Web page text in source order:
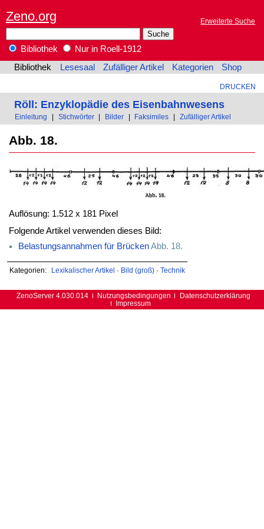
Zeno.org Erweiterte Suche
Bibliothek
Nur in Roell-1912
Bibliothek
Lesesaal Zufälliger Artikel Kategorien Shop
DRUCKEN
Röll: Enzyklopädie des Eisenbahnwesens
Einleitung Stichwörter Bilder Faksimiles Zufälliger Artikel
Abb. 18.
Auflösung: 1.512 x 181 Pixel
Folgende Artikel verwenden dieses Bild:
Belastungsannahmen für Brücken Abb. 18.
Kategorien: Lexikalischer Artikel · Bild (groß)· Technik
ZenoServer 4.030.014 Nutzungsbedingungen
Datenschutzerklärung
Impressum